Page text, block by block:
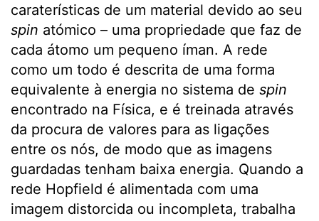
caraterísticas de um material devido ao seu
spin atómico – uma propriedade que faz de
cada átomo um pequeno íman. A rede
como um todo é descrita de uma forma
equivalente à energia no sistema de spin
encontrado na Física, e é treinada através
da procura de valores para as ligações
entre os nós, de modo que as imagens
guardadas tenham baixa energia. Quando a
rede Hopfield é alimentada com uma
imagem distorcida ou incompleta, trabalha